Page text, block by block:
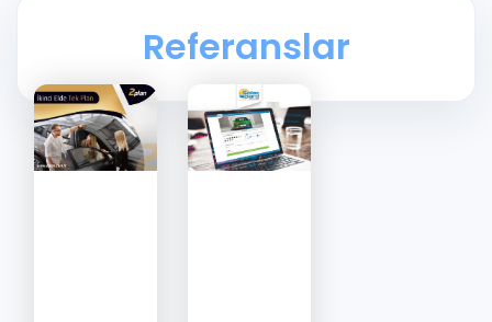
Referanslar